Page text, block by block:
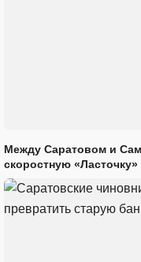
Между Саратовом и
скоростную «Ласточку»